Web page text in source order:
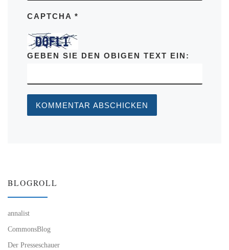
CAPTCHA *
GEBEN SIE DEN OBIGEN TEXT EIN:
BLOGROLL
annalist
CommonsBlog
Der Presseschauer